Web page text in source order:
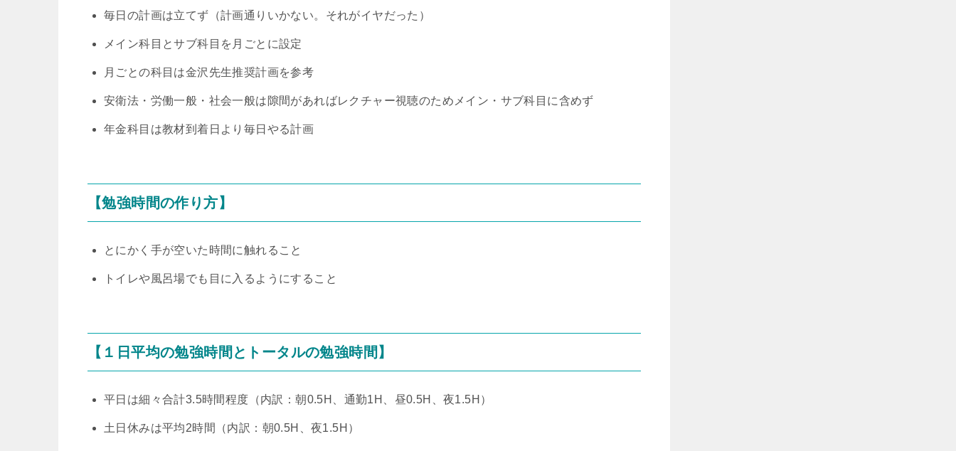
毎日の計画は立てず（計画通りいかない。それがイヤだった）
メイン科目とサブ科目を月ごとに設定
月ごとの科目は金沢先生推奨計画を参考
安衛法・労働一般・社会一般は隙間があればレクチャー視聴のためメイン・サブ科目に含めず
年金科目は教材到着日より毎日やる計画
【勉強時間の作り方】
とにかく手が空いた時間に触れること
トイレや風呂場でも目に入るようにすること
【１日平均の勉強時間とトータルの勉強時間】
平日は細々合計3.5時間程度（内訳：朝0.5H、通勤1H、昼0.5H、夜1.5H）
土日休みは平均2時間（内訳：朝0.5H、夜1.5H）